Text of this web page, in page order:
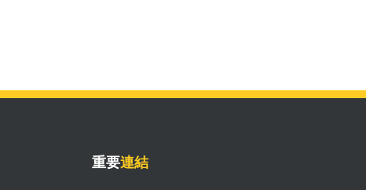
重要連結